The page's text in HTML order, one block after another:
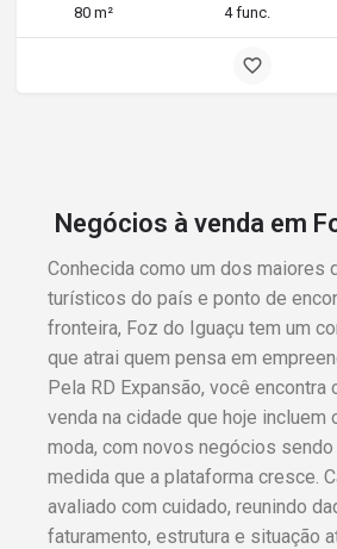
80 m² 4 func.
Negócios à venda em
Conhecida como um dos maiores
turísticos do país e ponto de
fronteira, Foz do Iguaçu tem um
que atrai quem pensa em
Pela RD Expansão, você encontra
venda na cidade que hoje incluem
moda, com novos negócios
medida que a plataforma cresce.
avaliado com cuidado, reunindo
faturamento, estrutura e situação